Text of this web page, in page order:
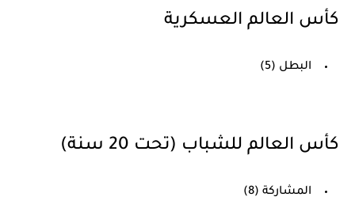
كأس العالم العسكرية
البطل (5)
كأس العالم للشباب (تحت 20 سنة)
المشاركة (8)